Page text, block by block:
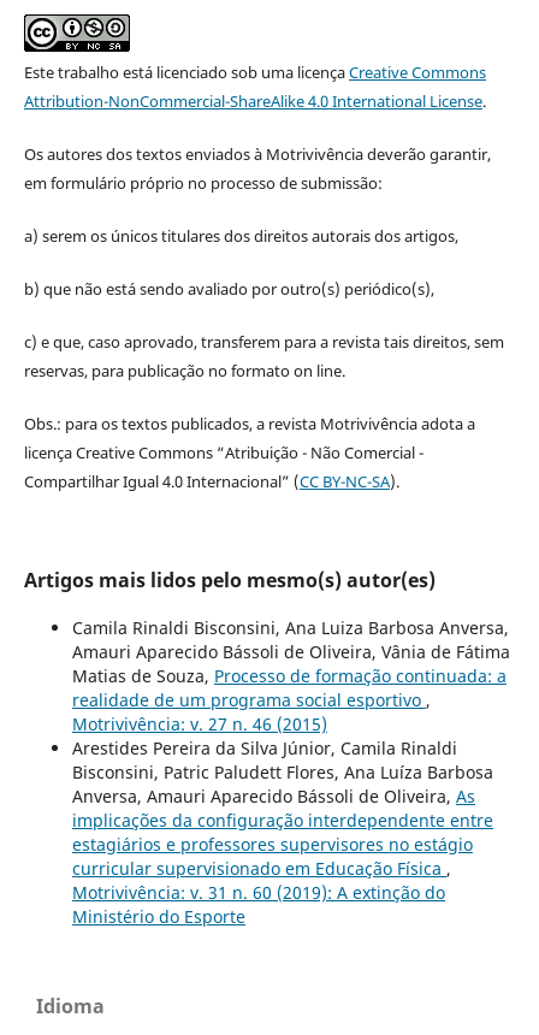
Este trabalho está licenciado sob uma licençaCreative Commons
Attribution-NonCommercial-ShareAlike 4.0 International License.
Os autores dos textos enviados à Motrivivência deverão garantir,
em formulário próprio no processo de submissão:
a) serem os únicos titulares dos direitos autorais dos artigos,
b) que não está sendo avaliado por outro(s) periódico(s),
c) e que, caso aprovado, transferem para a revista tais direitos, sem
reservas, para publicação no formato on line.
Obs.: para os textos publicados, a revista Motrivivência adota a
licença Creative Commons “Atribuição - Não Comercial -
Compartilhar Igual 4.0 Internacional” (CC BY-NC-SA).
Artigos mais lidos pelo mesmo(s) autor(es)
Camila Rinaldi Bisconsini, Ana Luiza Barbosa Anversa,
Amauri Aparecido Bássoli de Oliveira, Vânia de Fátima
Matias de Souza, Processo de formação continuada: a
realidade de um programa social esportivo ,
Motrivivência: v. 27 n. 46 (2015)
Arestides Pereira da Silva Júnior, Camila Rinaldi
Bisconsini, Patric Paludett Flores, Ana Luíza Barbosa
Anversa, Amauri Aparecido Bássoli de Oliveira, As
implicações da configuração interdependente entre
estagiários e professores supervisores no estágio
curricular supervisionado em Educação Física ,
Motrivivência: v. 31 n. 60 (2019): A extinção do
Ministério do Esporte
Idioma